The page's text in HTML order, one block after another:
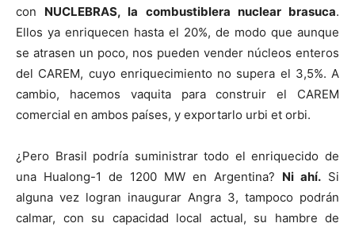
con NUCLEBRAS, la combustiblera nuclear brasuca.
Ellos ya enriquecen hasta el 20%, de modo que aunque
se atrasen un poco, nos pueden vender núcleos enteros
del CAREM, cuyo enriquecimiento no supera el 3,5%. A
cambio, hacemos vaquita para construir el CAREM
comercial en ambos países, y exportarlo urbi et orbi.
¿Pero Brasil podría suministrar todo el enriquecido de
una Hualong-1 de 1200 MW en Argentina? Ni ahí. Si
alguna vez logran inaugurar Angra 3, tampoco podrán
calmar, con su capacidad local actual, su hambre de